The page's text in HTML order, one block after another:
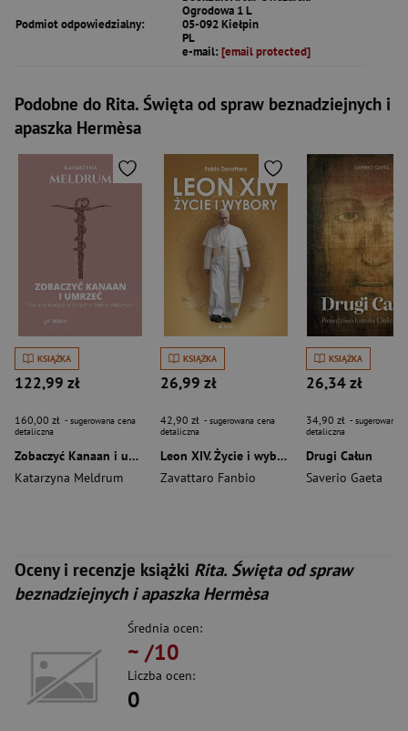
Podmiot odpowiedzialny:
Ogrodowa 1 L
05-092 Kiełpin
PL
e-mail: [email protected]
Podobne do Rita. Święta od spraw beznadziejnych i
apaszka Hermèsa
KSIĄŻKA
122,99 zł
160,00 zł - sugerowana cena
detaliczna
Zobaczyć Kanaan i umrzeć. Studium tradycji biblijnych o śmierci Mojżesza
Katarzyna Meldrum
KSIĄŻKA
26,99 zł
42,90 zł - sugerowana cena
detaliczna
Leon XIV. Życie i wybory
Zavattaro Fanbio
KSIĄŻKA
26,34 zł
34,90 zł - sugerowana
detaliczna
Drugi Całun
Saverio Gaeta
Oceny i recenzje książki Rita. Święta od spraw
beznadziejnych i apaszka Hermèsa
Średnia ocen:
~ /10
Liczba ocen:
0